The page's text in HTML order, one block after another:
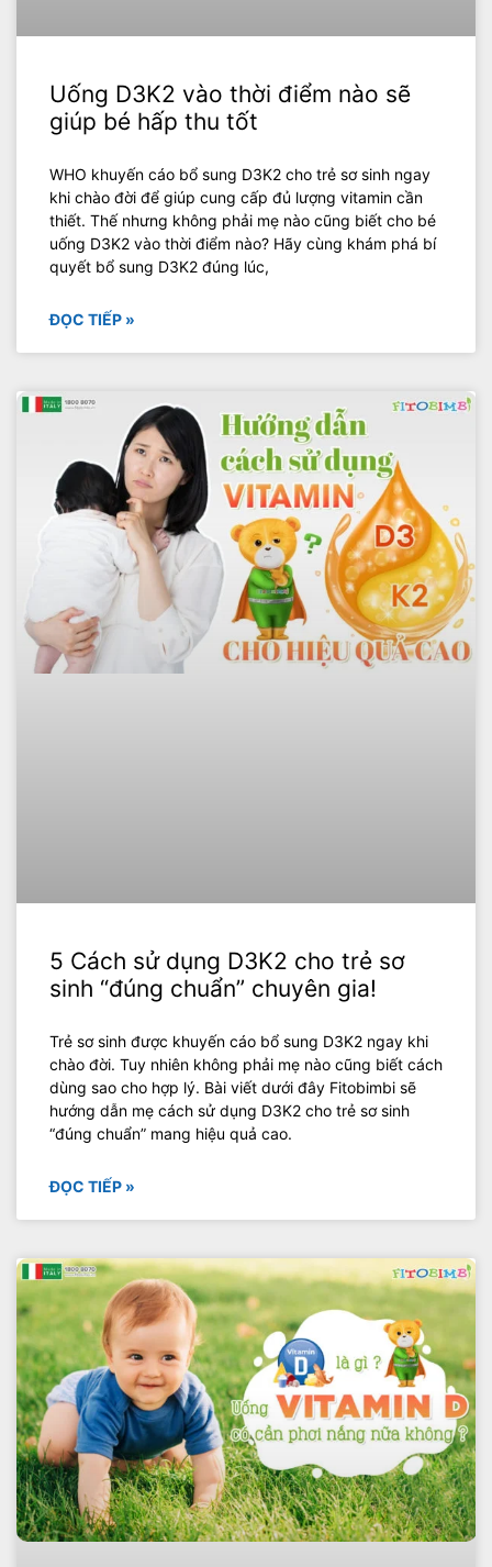
Uống D3K2 vào thời điểm nào sẽ
giúp bé hấp thu tốt
WHO khuyến cáo bổ sung D3K2 cho trẻ sơ sinh ngay
khi chào đời để giúp cung cấp đủ lượng vitamin cần
thiết. Thế nhưng không phải mẹ nào cũng biết cho bé
uống D3K2 vào thời điểm nào? Hãy cùng khám phá bí
quyết bổ sung D3K2 đúng lúc,
ĐỌC TIẾP »
5 Cách sử dụng D3K2 cho trẻ sơ
sinh “đúng chuẩn” chuyên gia!
Trẻ sơ sinh được khuyến cáo bổ sung D3K2 ngay khi
chào đời. Tuy nhiên không phải mẹ nào cũng biết cách
dùng sao cho hợp lý. Bài viết dưới đây Fitobimbi sẽ
hướng dẫn mẹ cách sử dụng D3K2 cho trẻ sơ sinh
“đúng chuẩn” mang hiệu quả cao.
ĐỌC TIẾP »